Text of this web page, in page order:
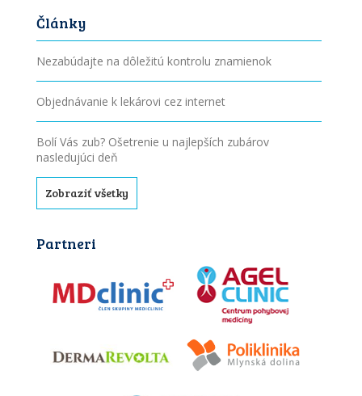
Články
Nezabúdajte na dôležitú kontrolu znamienok
Objednávanie k lekárovi cez internet
Bolí Vás zub? Ošetrenie u najlepších zubárov
nasledujúci deň
Zobraziť všetky
Partneri